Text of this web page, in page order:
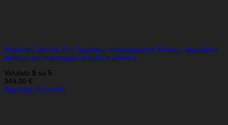
Medivon Cosy Air Pro Tappetino massaggiante Shiatsu, dispositivo
elettrico per massaggio di collo e schiena
Valutato 5 su 5
349.00 €
Aggiungi al carrello